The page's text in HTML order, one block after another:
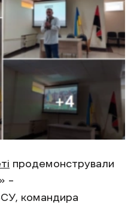
продемонстрували
–
командира